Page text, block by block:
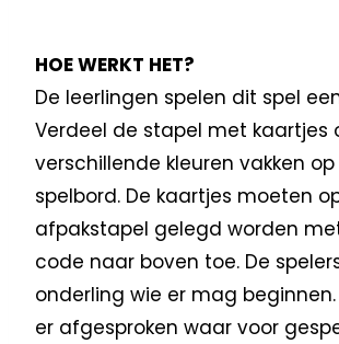
HOE WERKT HET?
De leerlingen spelen dit spel
Verdeel de stapel met kaartjes
verschillende kleuren vakken
spelbord. De kaartjes moeten
afpakstapel gelegd worden
code naar boven toe. De
onderling wie er mag
er afgesproken waar voor